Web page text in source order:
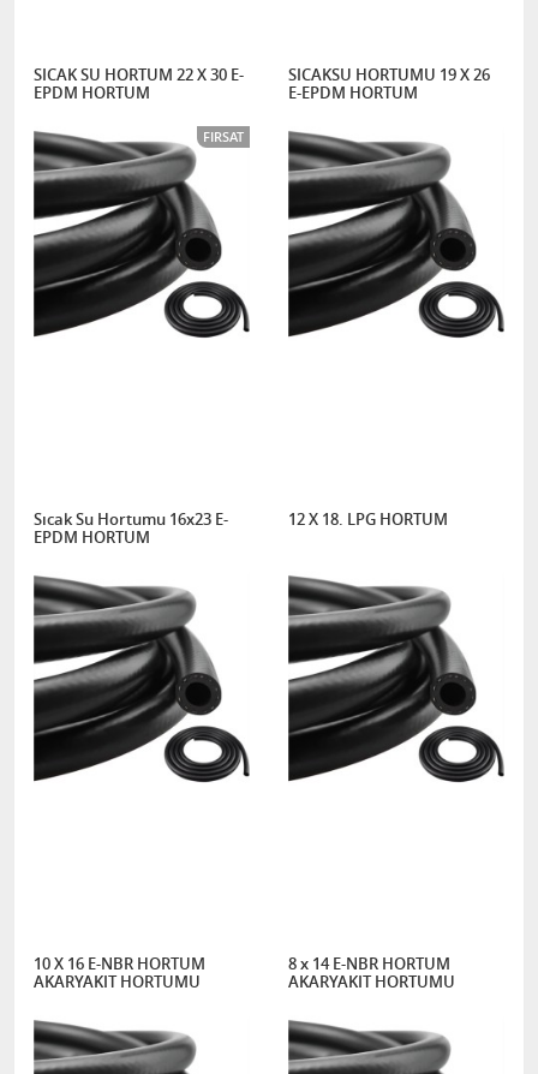
SICAK SU HORTUM 22 X 30 E-
EPDM HORTUM
FIRSAT
SICAKSU HORTUMU 19 X 26
E-EPDM HORTUM
Sıcak Su Hortumu 16x23 E-
EPDM HORTUM
12 X 18. LPG HORTUM
10 X 16 E-NBR HORTUM
AKARYAKIT HORTUMU
8 x 14 E-NBR HORTUM
AKARYAKIT HORTUMU